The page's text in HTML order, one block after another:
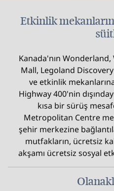
Etkinlik
Kanada'nın
Mall, Legoland
ve etkinlik
Highway 400'nin
kısa bir sürüş
Metropolitan Centre
şehir merkezine
mutfakların, ücretsiz
akşamı ücretsiz sosyal